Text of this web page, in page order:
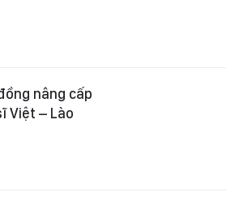
nâng cấp
Việt – Lào